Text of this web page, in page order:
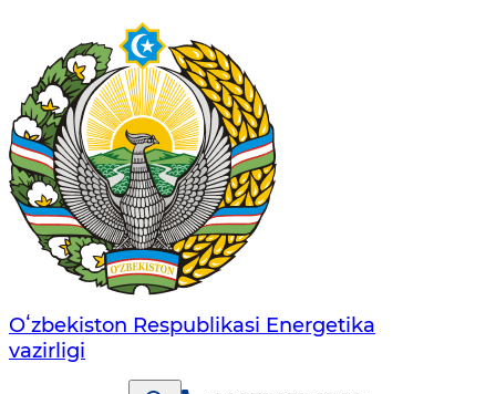
Oʻzbekiston Respublikasi Energetika
vazirligi